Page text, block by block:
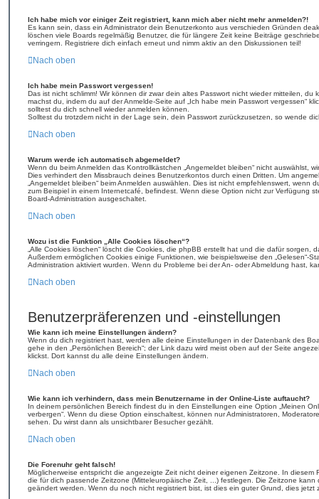
Ich habe mich vor einiger Zeit registriert, kann mich aber nicht mehr anmelden?!
Es kann sein, dass ein Administrator dein Benutzerkonto aus verschieden Gründen
löschen viele Boards regelmäßig Benutzer, die für längere Zeit keine Beiträge
verringern. Registriere dich einfach erneut und nimm aktiv an den Diskussionen teil!
Nach oben
Ich habe mein Passwort vergessen!
Das ist nicht schlimm! Wir können dir zwar dein altes Passwort nicht wieder mitteilen, du
machst du, indem du auf der Anmelde-Seite auf „Ich habe mein Passwort vergessen“
solltest du dich schnell wieder anmelden können.
Solltest du trotzdem nicht in der Lage sein, dein Passwort zurückzusetzen, so wende
Nach oben
Warum werde ich automatisch abgemeldet?
Wenn du beim Anmelden das Kontrollkästchen „Angemeldet bleiben“ nicht auswählst,
Dies verhindert den Missbrauch deines Benutzerkontos durch einen Dritten. Um
„Angemeldet bleiben“ beim Anmelden auswählen. Dies ist nicht empfehlenswert, wenn
zum Beispiel in einem Internetcafé, befindest. Wenn diese Option nicht zur Verfügung
Board-Administration ausgeschaltet.
Nach oben
Wozu ist die Funktion „Alle Cookies löschen“?
„Alle Cookies löschen“ löscht die Cookies, die phpBB erstellt hat und die dafür sorgen,
Außerdem ermöglichen Cookies einige Funktionen, wie beispielsweise den „Gelesen“-
Administration aktiviert wurden. Wenn du Probleme bei der An- oder Abmeldung hast,
Nach oben
Benutzerpräferenzen und -einstellungen
Wie kann ich meine Einstellungen ändern?
Wenn du dich registriert hast, werden alle deine Einstellungen in der Datenbank des
gehe in den „Persönlichen Bereich“; der Link dazu wird meist oben auf der Seite
klickst. Dort kannst du alle deine Einstellungen ändern.
Nach oben
Wie kann ich verhindern, dass mein Benutzername in der Online-Liste auftaucht?
In deinem persönlichen Bereich findest du in den Einstellungen eine Option „Meinen
verbergen“. Wenn du diese Option einschaltest, können nur Administratoren,
sehen. Du wirst dann als unsichtbarer Besucher gezählt.
Nach oben
Die Forenuhr geht falsch!
Möglicherweise entspricht die angezeigte Zeit nicht deiner eigenen Zeitzone. In diesem
die für dich passende Zeitzone (Mitteleuropäische Zeit, ...) festlegen. Die Zeitzone
geändert werden. Wenn du noch nicht registriert bist, ist dies ein guter Grund, dies jetzt